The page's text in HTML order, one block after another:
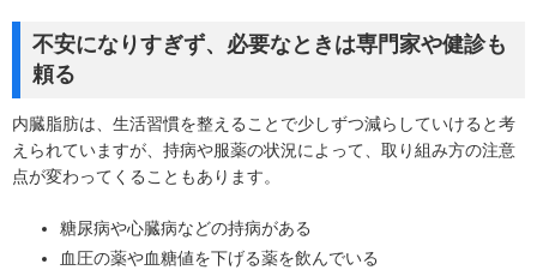
不安になりすぎず、必要なときは専門家や健診も
頼る
内臓脂肪は、生活習慣を整えることで少しずつ減らしていけると考
えられていますが、持病や服薬の状況によって、取り組み方の注意
点が変わってくることもあります。
糖尿病や心臓病などの持病がある
血圧の薬や血糖値を下げる薬を飲んでいる